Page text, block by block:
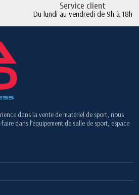
Service client
Du lundi au vendredi de 9h à 18h
dans la vente de matériel de sport, nous
dans l’équipement de salle de sport, espace